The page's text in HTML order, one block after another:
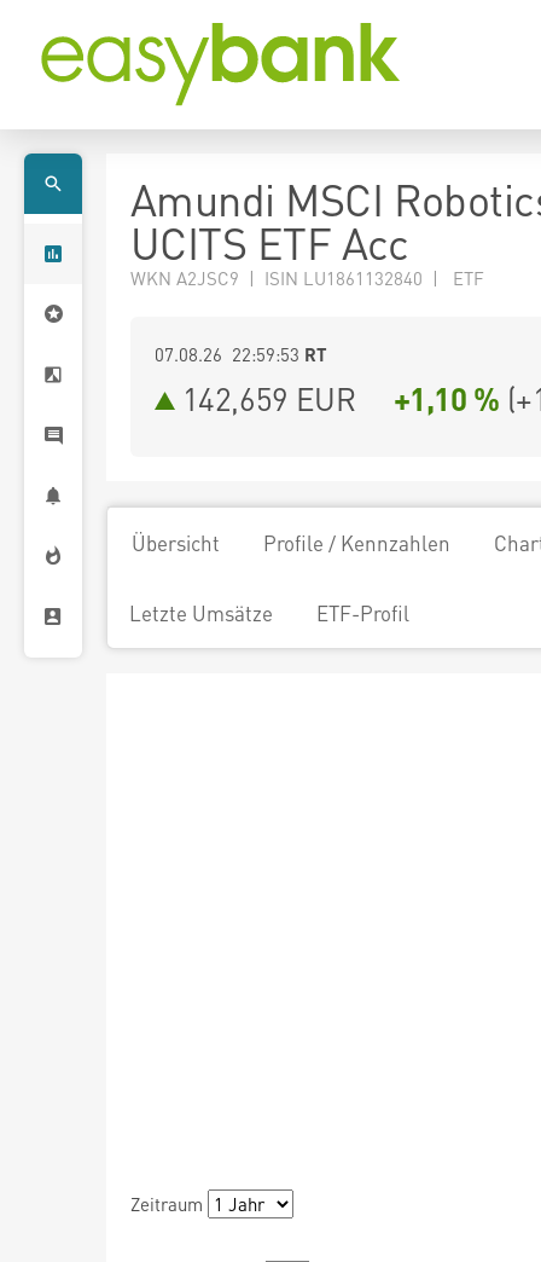
Amundi MSCI
UCITS ETF Acc
WKN A2JSC9 | ISIN LU1861132840 | ETF
07.08.26 22:59:53 RT
142,659 EUR +1,10 % (
Übersicht Profile / Kennzahlen
Letzte Umsätze ETF-Profil
Zeitraum